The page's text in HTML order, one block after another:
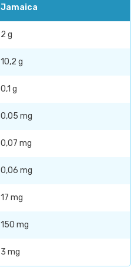
Jamaica
2 g
10,2 g
0,1 g
0,05 mg
0,07 mg
0,06 mg
17 mg
150 mg
3 mg